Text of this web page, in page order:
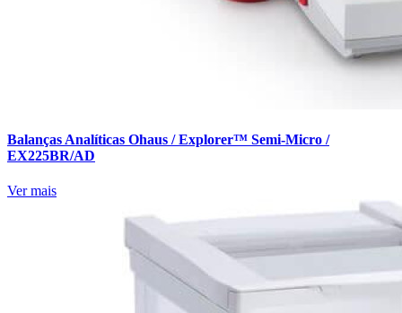
Balanças Analíticas Ohaus / Explorer™ Semi-Micro /
EX225BR/AD
Ver mais